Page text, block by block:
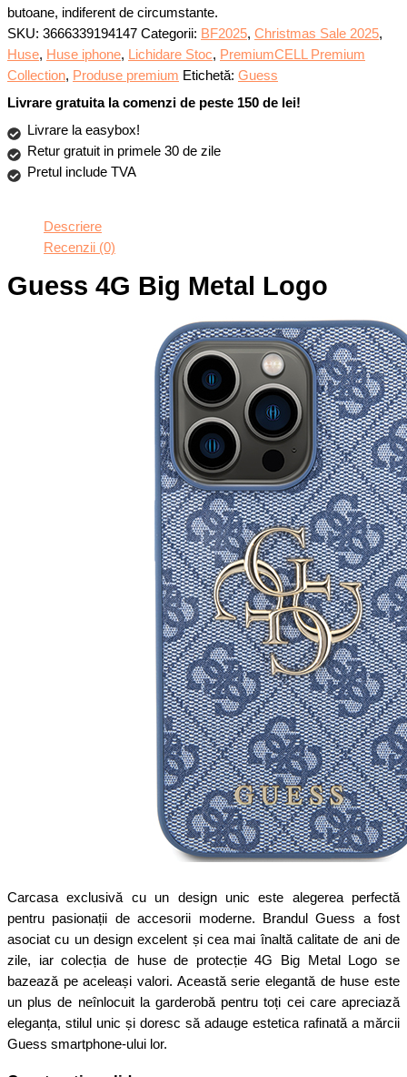
butoane, indiferent de circumstante.
SKU: 3666339194147 Categorii: BF2025, Christmas Sale 2025,
Huse, Huse iphone, Lichidare Stoc, PremiumCELL Premium
Collection, Produse premium Etichetă: Guess
Livrare gratuita la comenzi de peste 150 de lei!
Livrare la easybox!
Retur gratuit in primele 30 de zile
Pretul include TVA
Descriere
Recenzii (0)
Guess 4G Big Metal Logo
Carcasa exclusivă cu un design unic este alegerea perfectă
pentru pasionații de accesorii moderne. Brandul Guess a fost
asociat cu un design excelent și cea mai înaltă calitate de ani de
zile, iar colecția de huse de protecție 4G Big Metal Logo se
bazează pe aceleași valori. Această serie elegantă de huse este
un plus de neînlocuit la garderobă pentru toți cei care apreciază
eleganța, stilul unic și doresc să adauge estetica rafinată a mărcii
Guess smartphone-ului lor.